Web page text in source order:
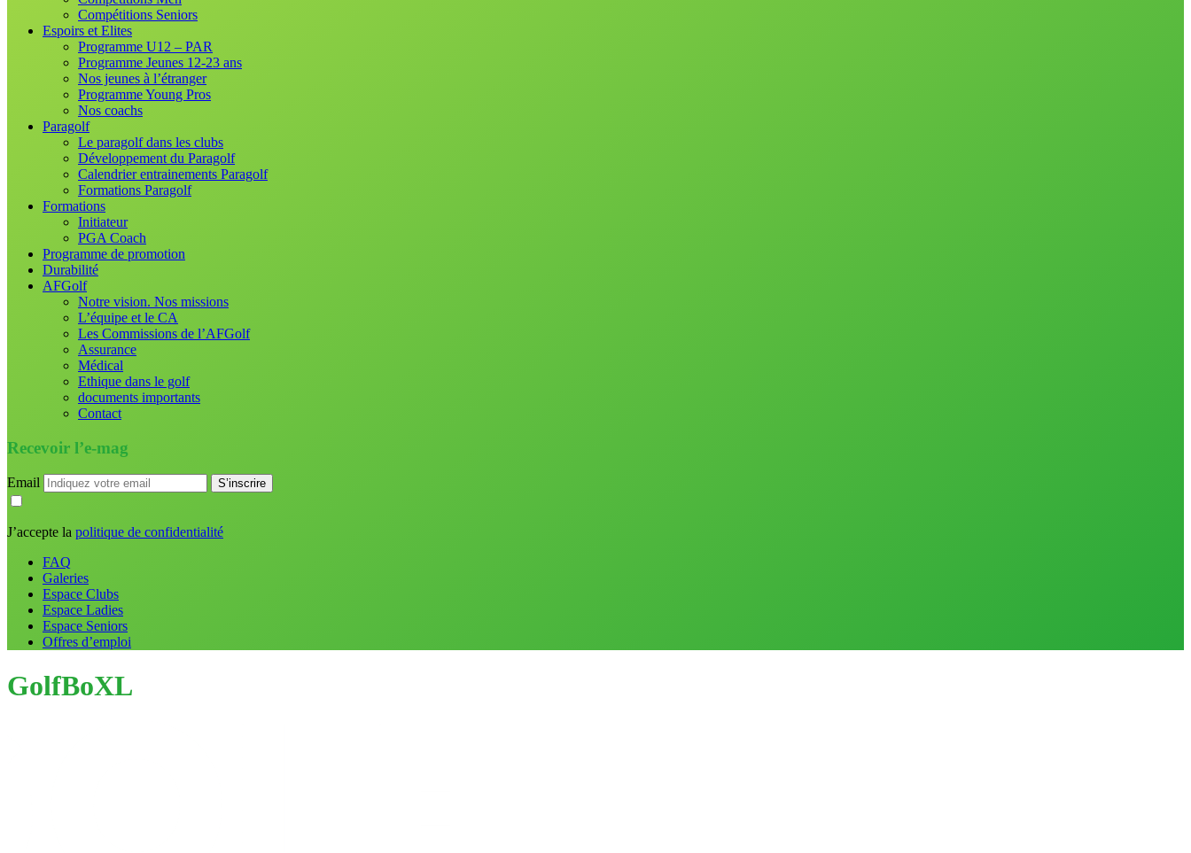
Compétitions Seniors
Espoirs et Elites
Programme U12 – PAR
Programme Jeunes 12-23 ans
Nos jeunes à l’étranger
Programme Young Pros
Nos coachs
Paragolf
Le paragolf dans les clubs
Développement du Paragolf
Calendrier entrainements Paragolf
Formations Paragolf
Formations
Initiateur
PGA Coach
Programme de promotion
Durabilité
AFGolf
Notre vision. Nos missions
L’équipe et le CA
Les Commissions de l’AFGolf
Assurance
Médical
Ethique dans le golf
documents importants
Contact
Recevoir l’e-mag
Email
J’accepte la politique de confidentialité
FAQ
Galeries
Espace Clubs
Espace Ladies
Espace Seniors
Offres d’emploi
GolfBoXL